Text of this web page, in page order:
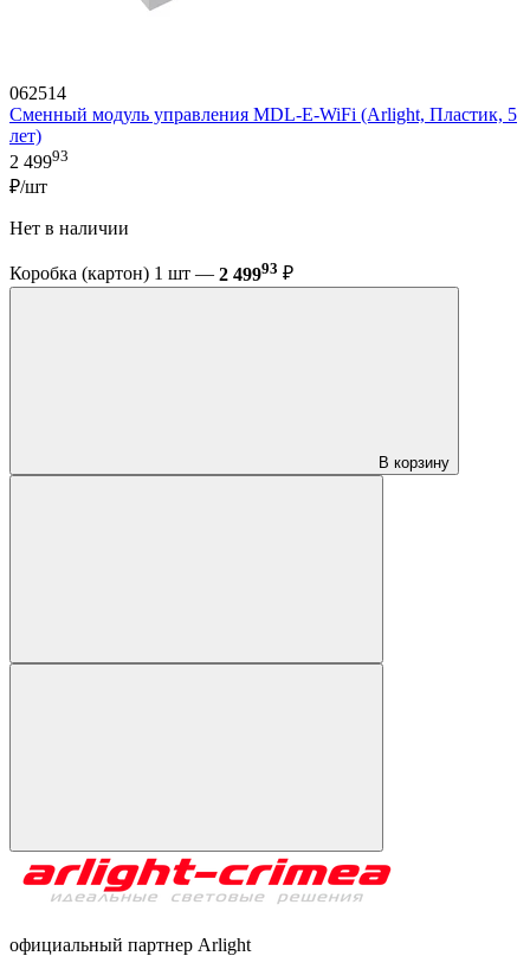
062514
Сменный модуль управления MDL-E-WiFi (Arlight, Пластик, 5
лет)
2 49993
₽/шт
Нет в наличии
Коробка (картон) 1 шт — 2 49993 ₽
В корзину
официальный партнер Arlight